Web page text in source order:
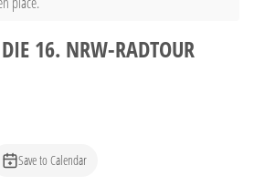
16. NRW-RADTOUR
Save to Calendar